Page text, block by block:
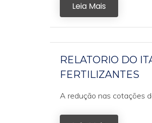
Leia Mais
RELATORIO DO
FERTILIZANTES
A redução nas cotações